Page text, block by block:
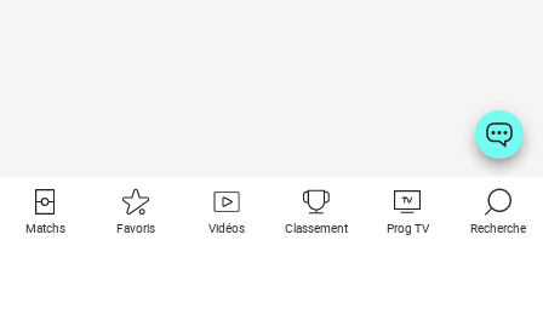
Matchs Favoris Vidéos Classement Prog TV Recherche